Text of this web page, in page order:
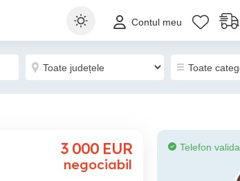
Contul meu
3 000 EUR
negociabil
Telefon